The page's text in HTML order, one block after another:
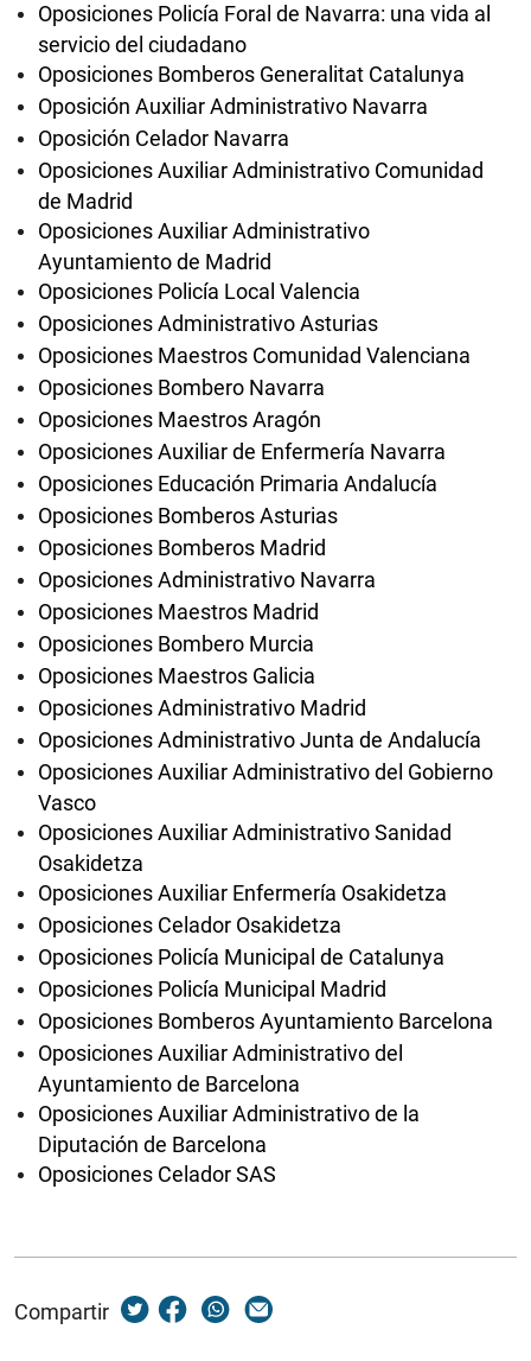
Oposiciones Policía Foral de Navarra: una vida al
servicio del ciudadano
Oposiciones Bomberos Generalitat Catalunya
Oposición Auxiliar Administrativo Navarra
Oposición Celador Navarra
Oposiciones Auxiliar Administrativo Comunidad
de Madrid
Oposiciones Auxiliar Administrativo
Ayuntamiento de Madrid
Oposiciones Policía Local Valencia
Oposiciones Administrativo Asturias
Oposiciones Maestros Comunidad Valenciana
Oposiciones Bombero Navarra
Oposiciones Maestros Aragón
Oposiciones Auxiliar de Enfermería Navarra
Oposiciones Educación Primaria Andalucía
Oposiciones Bomberos Asturias
Oposiciones Bomberos Madrid
Oposiciones Administrativo Navarra
Oposiciones Maestros Madrid
Oposiciones Bombero Murcia
Oposiciones Maestros Galicia
Oposiciones Administrativo Madrid
Oposiciones Administrativo Junta de Andalucía
Oposiciones Auxiliar Administrativo del Gobierno
Vasco
Oposiciones Auxiliar Administrativo Sanidad
Osakidetza
Oposiciones Auxiliar Enfermería Osakidetza
Oposiciones Celador Osakidetza
Oposiciones Policía Municipal de Catalunya
Oposiciones Policía Municipal Madrid
Oposiciones Bomberos Ayuntamiento Barcelona
Oposiciones Auxiliar Administrativo del
Ayuntamiento de Barcelona
Oposiciones Auxiliar Administrativo de la
Diputación de Barcelona
Oposiciones Celador SAS
Compartir